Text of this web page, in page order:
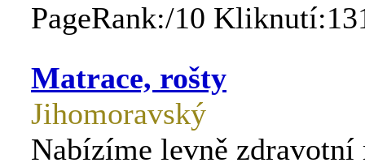
PageRank:/10
Matrace, rošty
Jihomoravský
Nabízíme levně zdravotní